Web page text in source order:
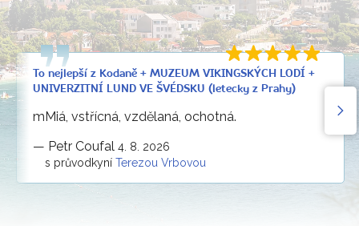
To nejlepší z Kodaně + MUZEUM VIKINGSKÝCH LODÍ +
UNIVERZITNÍ LUND VE ŠVÉDSKU (letecky z Prahy)
mMiá, vstřícná, vzdělaná, ochotná.
— Petr Coufal 4. 8. 2026
s průvodkyní Terezou Vrbovou